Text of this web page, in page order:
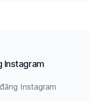
Instagram
Instagram